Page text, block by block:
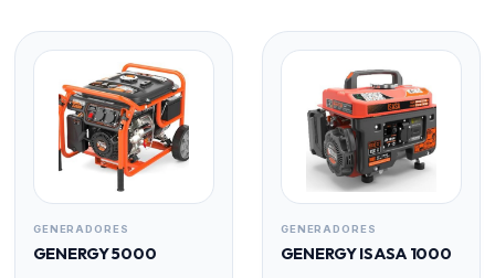
GENERADORES
GENERGY 5000
GENERADORES
GENERGY ISASA 1000